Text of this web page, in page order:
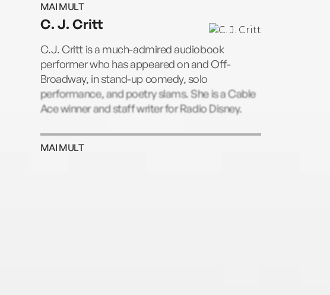
MAI MULT
C. J. Critt
C.J. Critt is a much-admired audiobook
performer who has appeared on and Off-
Broadway, in stand-up comedy, solo
performance, and poetry slams. She is a Cable
Ace winner and staff writer for Radio Disney.
MAI MULT